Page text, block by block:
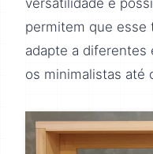
permitem que esse
adapte a diferentes
os minimalistas até